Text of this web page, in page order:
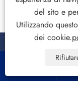
Riguardo a noi
del sito e
Utilizzando
dei cookie.